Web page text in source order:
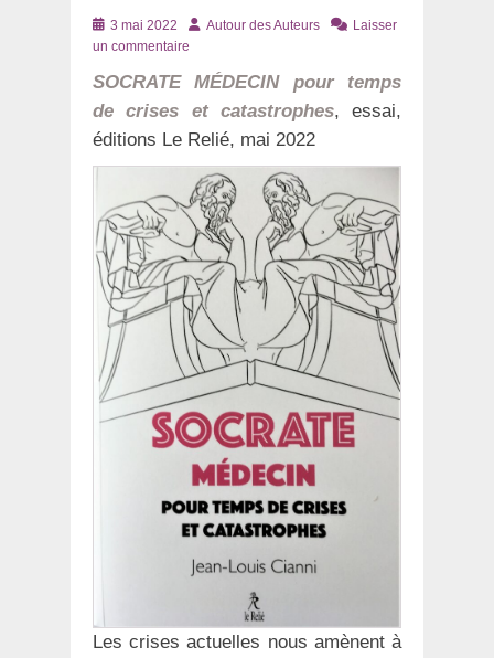
Posté
le
3 mai 2022 AuteurAutour des Auteurs
Laisser
un commentaire
SOCRATE MÉDECIN pour temps
de crises et catastrophes, essai,
éditions Le Relié, mai 2022
Les crises actuelles nous amènent à